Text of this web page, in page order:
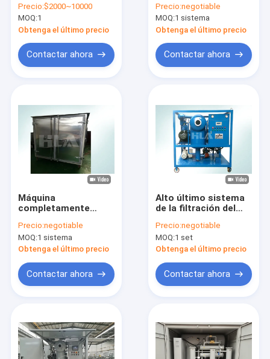
transformer de
3000L/h con bomba
de aceite CYB-1
Precio:$2000~10000
MOQ:1
Obtenga el último precio
Contactar ahora
del purificador de
aceite del
transformador de la
seguridad en el
trabajo
Precio:negotiable
MOQ:1 sistema
Obtenga el último precio
Contactar ahora
Máquina
completamente
purificador de aceite
del transformador
del vacío que quita
Precio:negotiable
MOQ:1 sistema
Obtenga el último precio
Contactar ahora
Alto último sistema
de la filtración del
transformador del
vacío para la
regeneración del
Precio:negotiable
MOQ:1 set
Obtenga el último precio
Contactar ahora